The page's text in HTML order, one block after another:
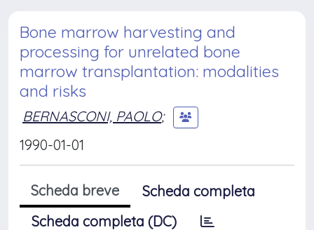
Bone marrow harvesting and
processing for unrelated bone
marrow transplantation: modalities
and risks
BERNASCONI, PAOLO;
1990-01-01
Scheda breve
Scheda completa
Scheda completa (DC)